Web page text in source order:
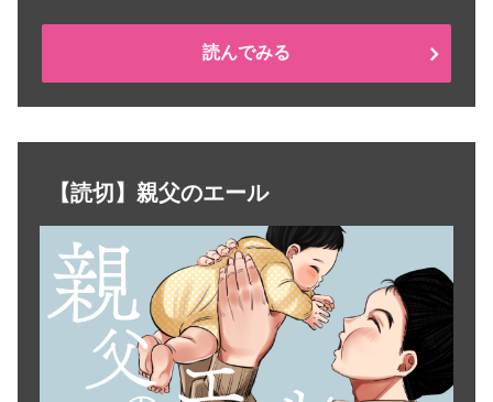
読んでみる
【読切】親父のエール